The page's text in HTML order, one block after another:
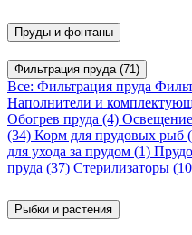
Пруды и фонтаны
Фильтрация пруда (71)
Все: Фильтрация пруда
Наполнители и
Обогрев пруда (4)
(34) Корм для прудовых рыб
для ухода за прудом (1)
пруда (37) Стерилизаторы
Рыбки и растения